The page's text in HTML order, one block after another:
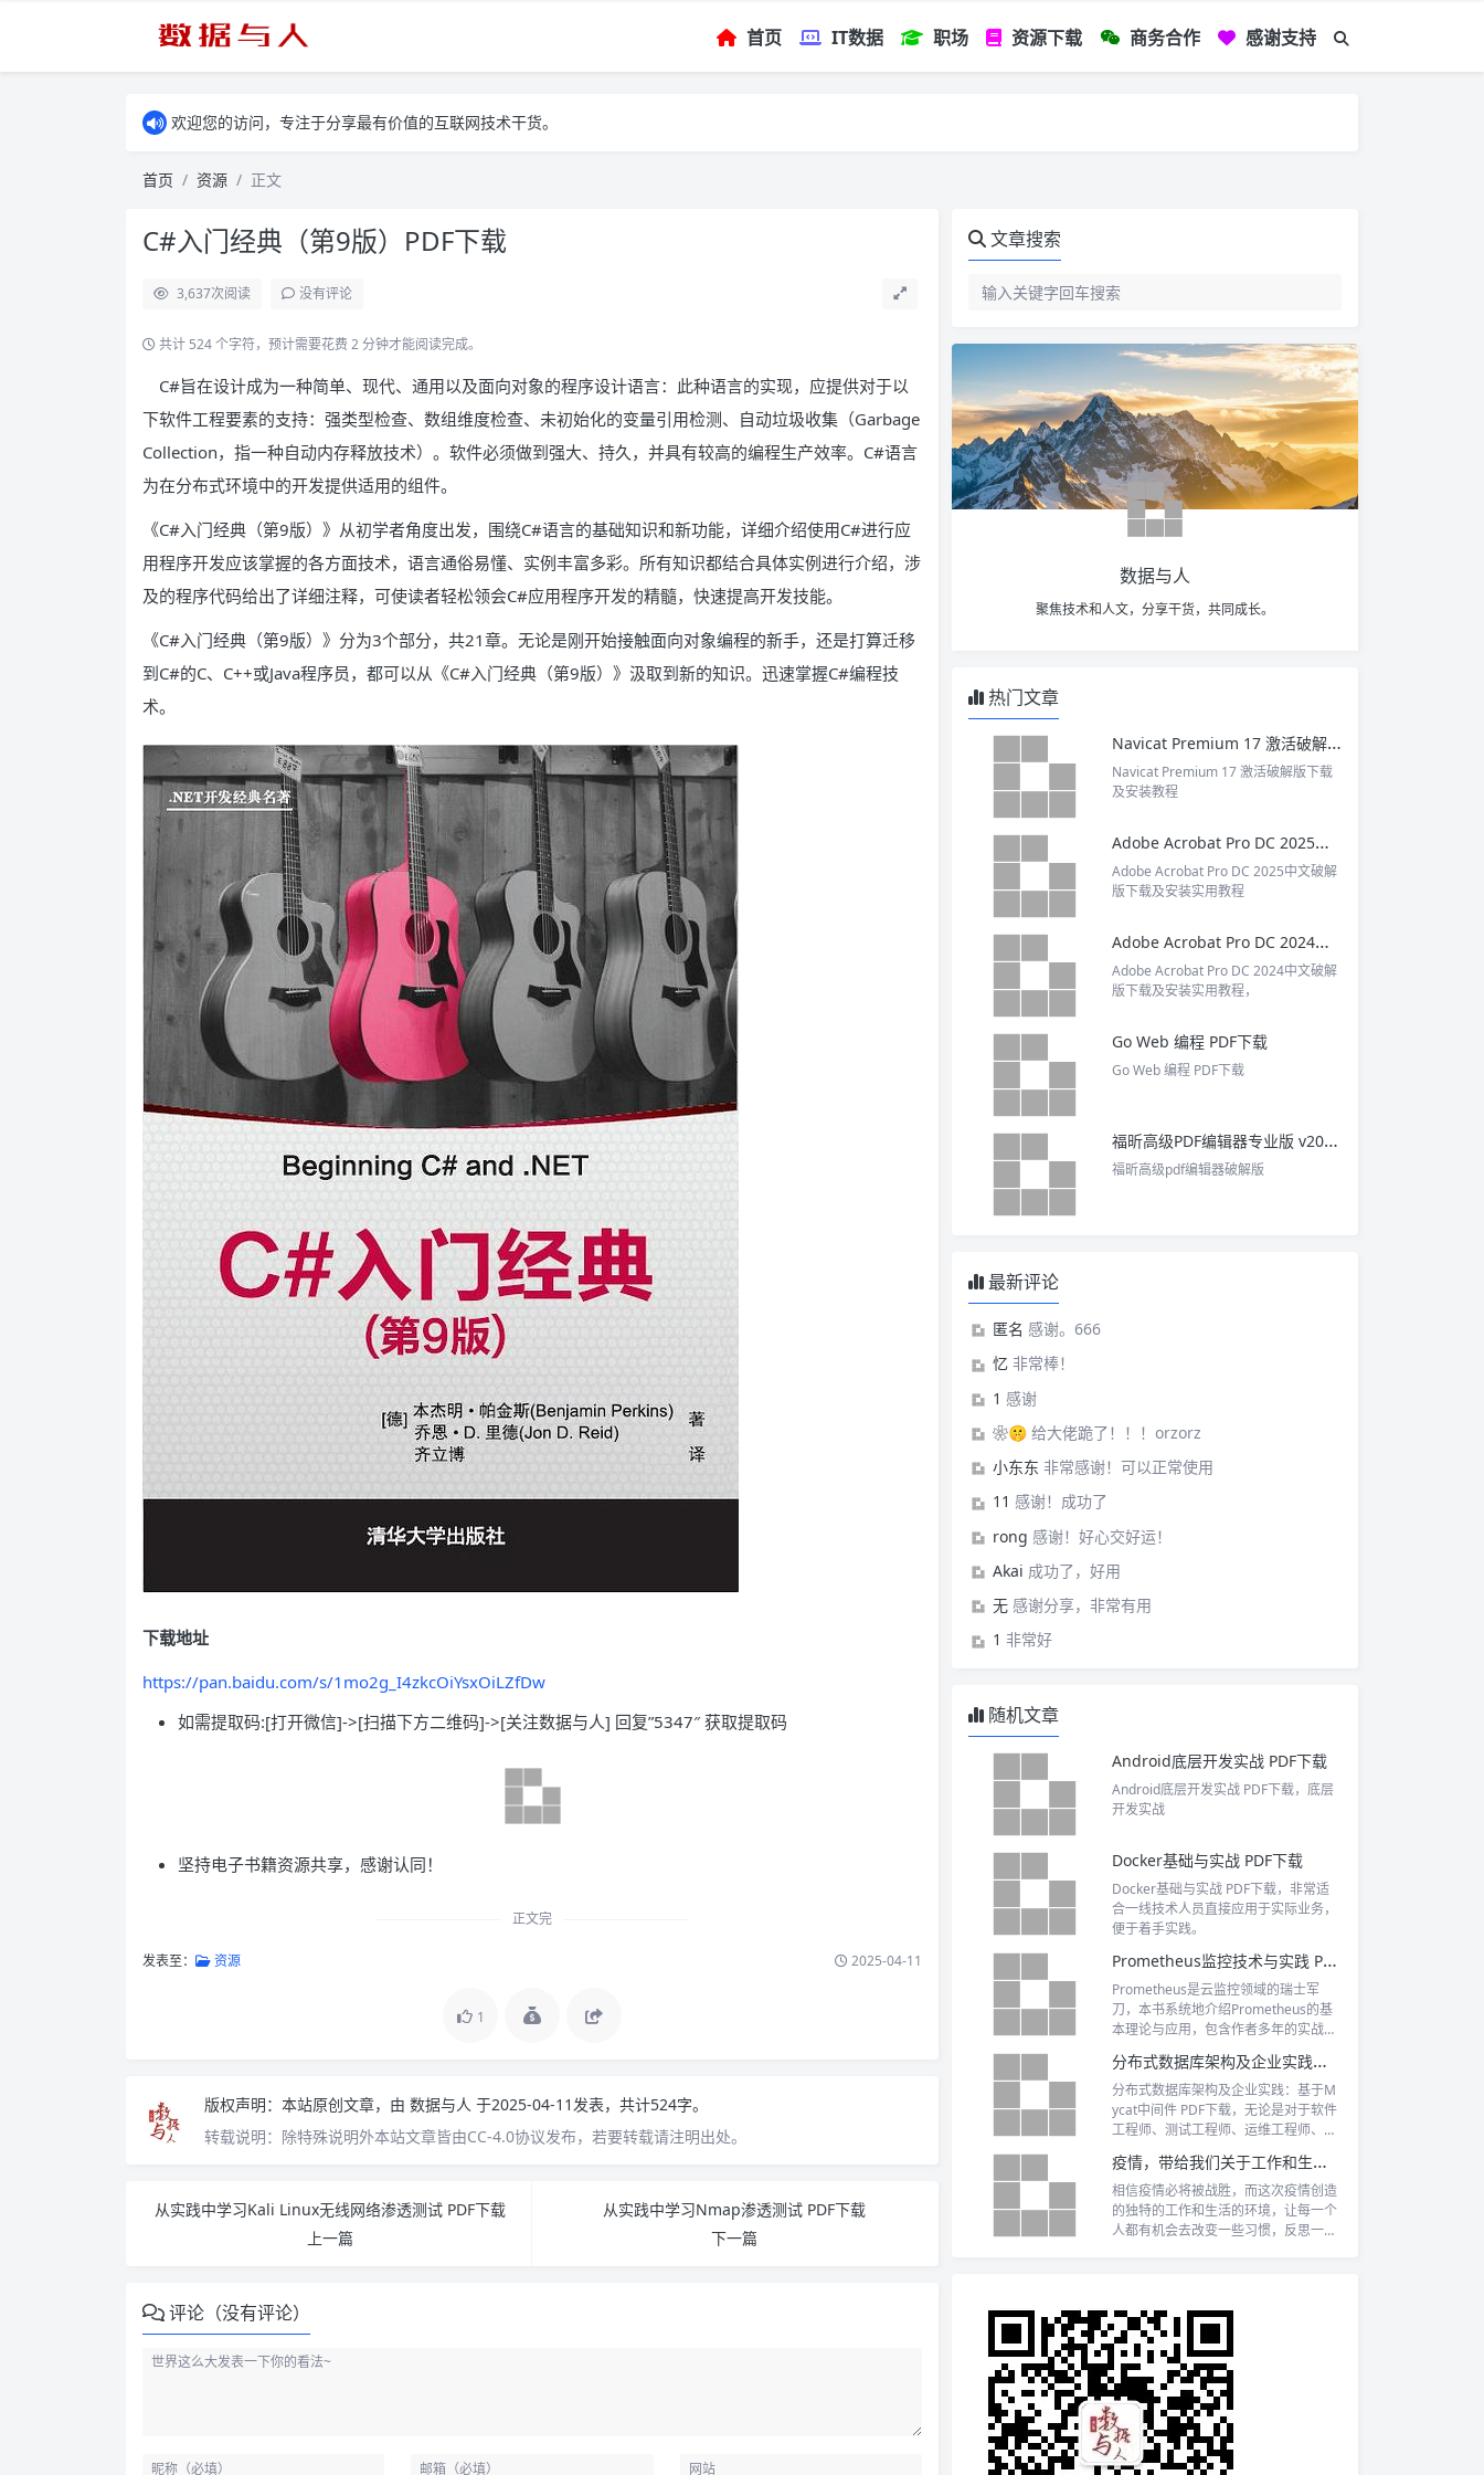
首页 IT数据 职场 资源下载 商务合作 感谢支持
欢迎您的访问，专注于分享最有价值的互联网技术干货。
首页 资源 正文
C#入门经典（第9版）PDF下载
3,637次阅读 没有评论
共计 524 个字符，预计需要花费 2 分钟才能阅读完成。
C#旨在设计成为一种简单、现代、通用以及面向对象的程序设计语言：此种语言的实现，应提供对于以
下软件工程要素的支持：强类型检查、数组维度检查、未初始化的变量引用检测、自动垃圾收集（Garbage
Collection，指一种自动内存释放技术）。软件必须做到强大、持久，并具有较高的编程生产效率。C#语言
为在分布式环境中的开发提供适用的组件。
《C#入门经典（第9版）》从初学者角度出发，围绕C#语言的基础知识和新功能，详细介绍使用C#进行应
用程序开发应该掌握的各方面技术，语言通俗易懂、实例丰富多彩。所有知识都结合具体实例进行介绍，涉
及的程序代码给出了详细注释，可使读者轻松领会C#应用程序开发的精髓，快速提高开发技能。
《C#入门经典（第9版）》分为3个部分，共21章。无论是刚开始接触面向对象编程的新手，还是打算迁移
到C#的C、C++或Java程序员，都可以从《C#入门经典（第9版）》汲取到新的知识。迅速掌握C#编程技
术。
下载地址
https://pan.baidu.com/s/1mo2g_I4zkcOiYsxOiLZfDw
如需提取码:[打开微信]->[扫描下方二维码]->[关注数据与人] 回复”5347″ 获取提取码
坚持电子书籍资源共享，感谢认同！
正文完
发表至： 资源 2025-04-11
1
版权声明： 本站原创文章，由 数据与人 于2025-04-11发表，共计524字。
转载说明： 除特殊说明外本站文章皆由CC-4.0协议发布，若要转载请注明出处。
从实践中学习Kali Linux无线网络渗透测试 PDF下载
上一篇
从实践中学习Nmap渗透测试 PDF下载
下一篇
评论（没有评论）
文章搜索
数据与人
聚焦技术和人文，分享干货，共同成长。
热门文章
Navicat Premium 17 激活破解版下载及安装教程
Navicat Premium 17 激活破解版下载
及安装教程
Adobe Acrobat Pro DC 2025中文破解版下载及安装实用教程
Adobe Acrobat Pro DC 2025中文破解
版下载及安装实用教程
Adobe Acrobat Pro DC 2024中文破解版下载及安装实用教程
Adobe Acrobat Pro DC 2024中文破解
版下载及安装实用教程，
Go Web 编程 PDF下载
Go Web 编程 PDF下载
福昕高级PDF编辑器专业版 v2025 中文激活版
福昕高级pdf编辑器破解版
最新评论
匿名 感谢。666
忆 非常棒！
1 感谢
❀🤫 给大佬跪了！！！orzorz
小东东 非常感谢！可以正常使用
11 感谢！成功了
rong 感谢！好心交好运！
Akai 成功了，好用
无 感谢分享，非常有用
1 非常好
随机文章
Android底层开发实战 PDF下载
Android底层开发实战 PDF下载，底层
开发实战
Docker基础与实战 PDF下载
Docker基础与实战 PDF下载，非常适
合一线技术人员直接应用于实际业务，
便于着手实践。
Prometheus监控技术与实践 PDF下载
Prometheus是云监控领域的瑞士军
刀，本书系统地介绍Prometheus的基
本理论与应用，包含作者多年的实战经
分布式数据库架构及企业实践：基于Mycat中间件 PDF下载
分布式数据库架构及企业实践：基于M
ycat中间件 PDF下载，无论是对于软件
工程师、测试工程师、运维工程师、软
人士来说，《分布式数据库架构及企业
实践——基于Mycat中间件》都极具参
考价值。
疫情，带给我们关于工作和生活的思考
相信疫情必将被战胜，而这次疫情创造
的独特的工作和生活的环境，让每一个
人都有机会去改变一些习惯，反思一些